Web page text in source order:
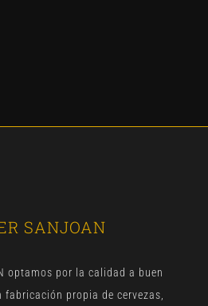
SANJOAN
optamos por la calidad a buen
propia de cervezas,